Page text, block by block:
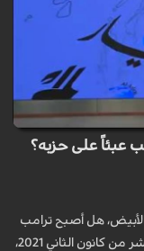
أصبح ترامب عبئاً على حزبه؟
هل أصبح ترامب
عبئاً على حزبه؟ في صحافة اليوم الثلاثاء الثاني عشر من كانون الثاني 2021،